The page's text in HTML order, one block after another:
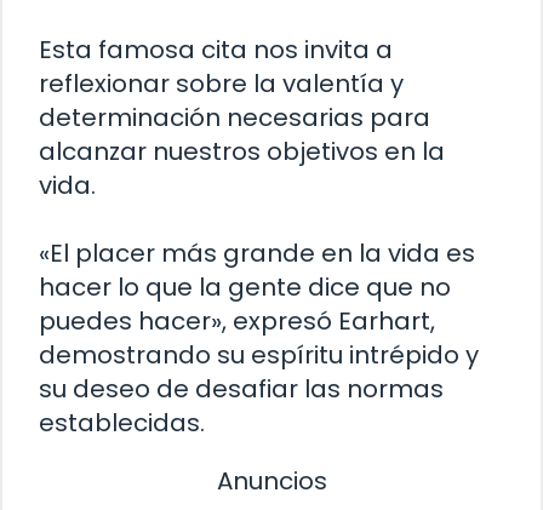
Esta famosa cita nos invita a
reflexionar sobre la valentía y
determinación necesarias para
alcanzar nuestros objetivos en la
vida.
«El placer más grande en la vida es
hacer lo que la gente dice que no
puedes hacer», expresó Earhart,
demostrando su espíritu intrépido y
su deseo de desafiar las normas
establecidas.
Anuncios